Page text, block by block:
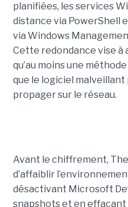
planifiées, les services
distance via PowerShell
via Windows
Cette redondance vise à
qu’au moins une
que le logiciel malveillant
propager sur le réseau.
Avant le chiffrement,
d’affaiblir
désactivant Microsoft
snapshots et en effaçant